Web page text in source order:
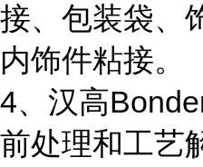
接、包装袋、
内饰件粘接。
4、汉高
前处理和工艺